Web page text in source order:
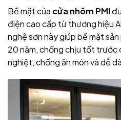
Bề mặt của cửa nhôm PMI
điện cao cấp từ thương hiệu
nghệ sơn này giúp bề mặt
20 năm, chống chịu tốt trước
nghiệt, chống ăn mòn và dễ